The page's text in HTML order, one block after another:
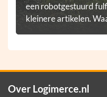
een robotgestuurd
kleinere artikelen.
Over Logimerce.nl